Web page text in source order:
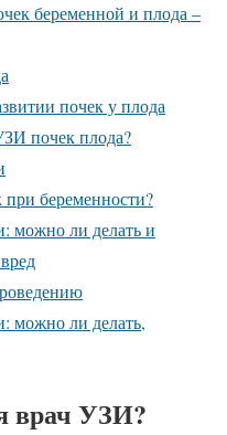
беременной и плода –
почек у плода
почек плода?
при беременности?
можно ли делать и
можно ли делать,
врач УЗИ?